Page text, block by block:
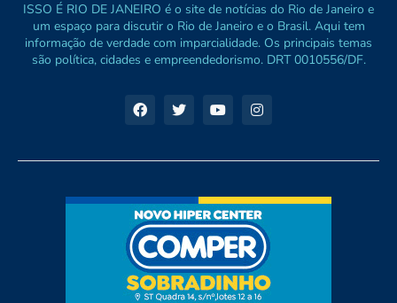
ISSO É RIO DE JANEIRO é o site de notícias do Rio de Janeiro e
um espaço para discutir o Rio de Janeiro e o Brasil. Aqui tem
informação de verdade com imparcialidade. Os principais temas
são política, cidades e empreendedorismo. DRT 0010556/DF.